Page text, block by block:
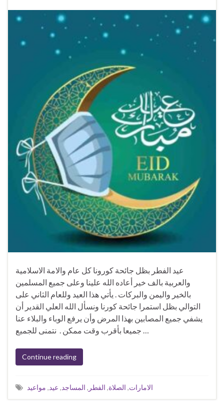
عيد الفطر بظل جائحة كورونا كل عام والامة الاسلامية
والعربية بالف خير أعاده الله علينا وعلى جميع المسلمين
بالخير واليمن والبركات . يأتي هذا العيد وللعام الثاني على
التوالي بظل استمرا جائحة كورنا ونسأل الله العلي القدير أن
يشفي جميع المصابين بهذا المرض وأن يرفع الوباء والبلاء عنا
جميعا بأقرب وقت ممكن . نتمنى للجميع …
Continue reading
الامارات, الصلاة, الفطر , المساجد, عيد, مواعيد